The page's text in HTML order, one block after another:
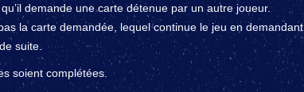
demande une carte détenue par un autre joueur.
la carte demandée, lequel continue le jeu en demandant
suite.
soient complétées.